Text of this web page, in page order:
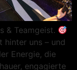
& Teamgeist.
hinter uns – und
Energie, die
engagierte